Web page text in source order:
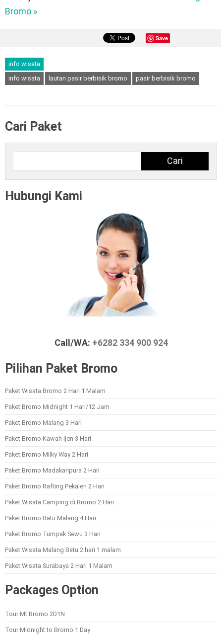
Bromo »
Save
info wisata
info wisata
lautan pasir berbisik bromo pasir berbisik bromo
Cari Paket
Cari
Hubungi Kami
Call/WA: +6282 334 900 924
Pilihan Paket Bromo
Paket Wisata Bromo 2 Hari 1 Malam
Paket Bromo Midnight 1 Hari/12 Jam
Paket Bromo Malang 3 Hari
Paket Bromo Kawah Ijen 3 Hari
Paket Bromo Milky Way 2 Hari
Paket Bromo Madakaripura 2 Hari
Paket Bromo Rafting Pekalen 2 Hari
Paket Wisata Camping di Bromo 2 Hari
Paket Bromo Batu Malang 4 Hari
Paket Bromo Tumpak Sewu 3 Hari
Paket Wisata Malang Batu 2 hari 1 malam
Paket Wisata Surabaya 2 Hari 1 Malam
Packages Option
Tour Mt Bromo 2D1N
Tour Midnight to Bromo 1 Day